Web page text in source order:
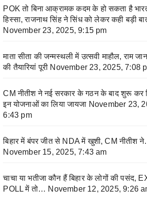
POK तो बिना आक्रामक कदम के हो सकता है
हिस्सा, राजनाथ सिंह ने सिंध को लेकर कही बड़ी
November 23, 2025, 9:15 pm
माता सीता की जन्मस्थली में उत्सवी माहौल, राम
की तैयारियां पूरी November 23, 2025, 7:08
CM नीतीश ने नई सरकार के गठन के बाद शुरू कर
इन योजनाओं का लिया जायजा November 23,
6:43 pm
बिहार में बंपर जीत से NDA में खुशी, CM नीतीश
November 15, 2025, 7:43 am
चाचा या भतीजा कौन हैं बिहार के लोगों की पसंद,
POLL में तो… November 12, 2025, 9:26